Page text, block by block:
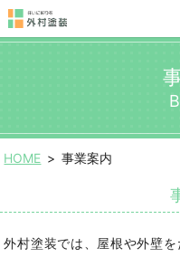
HOME 事業案内
外村塗装では、屋根や外壁